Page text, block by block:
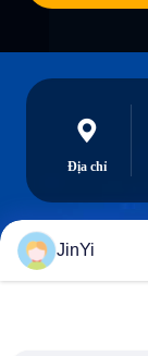
Địa chỉ
JinYi